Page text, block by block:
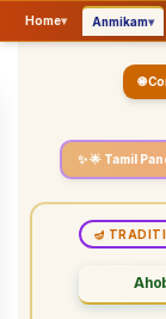
Home▾ Anmikam▾
🌐
✨ 🌟 Tamil
🪔